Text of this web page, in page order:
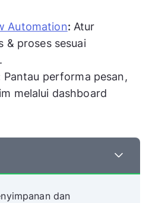
Automation: Atur
& proses sesuai
Pantau performa pesan,
melalui dashboard
dan